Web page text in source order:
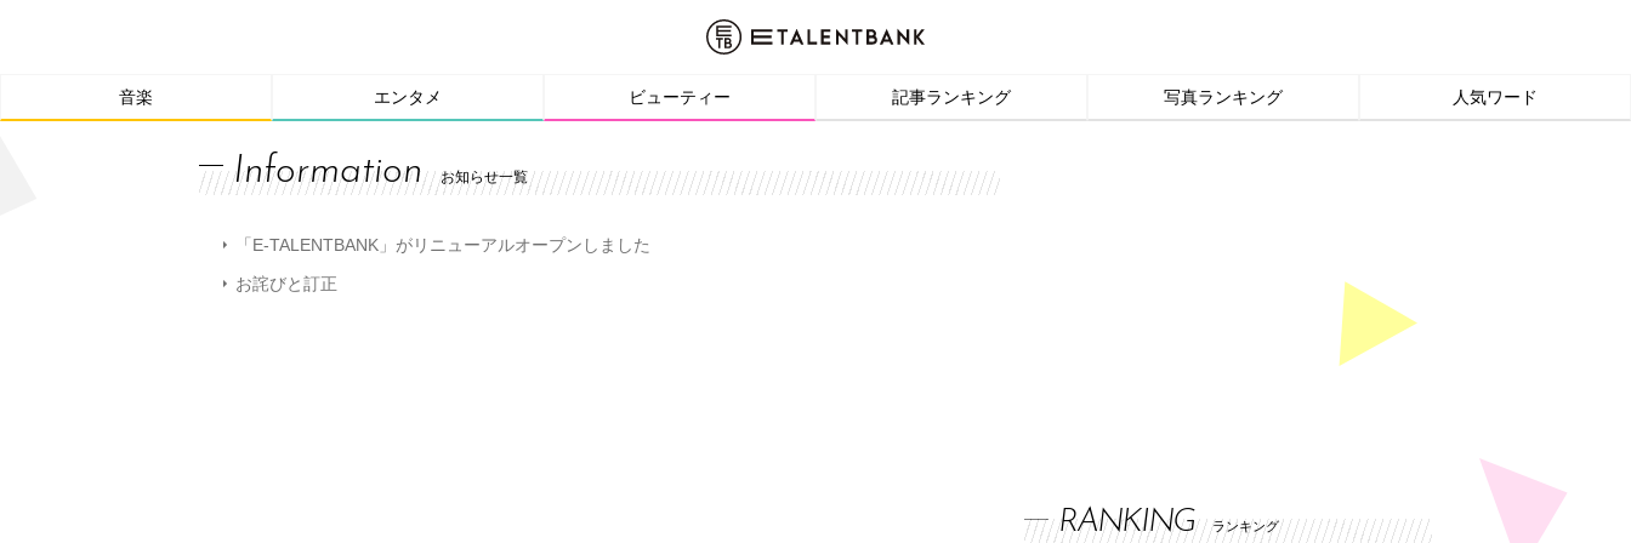
音楽 エンタメ ビューティー 記事ランキング 写真ランキング 人気ワード
Information お知らせ一覧
「E-TALENTBANK」がリニューアルオープンしました
お詫びと訂正
RANKING ランキング